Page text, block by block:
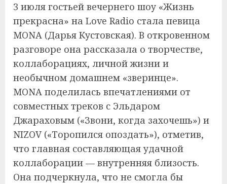
3 июля гостьей вечернего шоу «Жизнь
прекрасна» на Love Radio стала певица
MONA (Дарья Кустовская). В откровенном
разговоре она рассказала о творчестве,
коллаборациях, личной жизни и
необычном домашнем «зверинце».
MONA поделилась впечатлениями от
совместных треков с Эльдаром
Джараховым («Звони, когда захочешь») и
NIZOV («Торопился опоздать»), отметив,
что главная составляющая удачной
коллаборации — внутренняя близость.
Она подчеркнула, что не смогла бы